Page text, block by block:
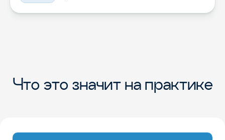
Что это значит на практике